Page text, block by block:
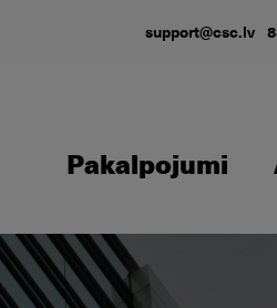
support@csc.lv
Pakalpojumi